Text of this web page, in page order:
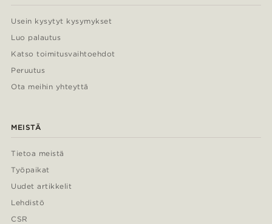
Usein kysytyt kysymykset
Luo palautus
Katso toimitusvaihtoehdot
Peruutus
Ota meihin yhteyttä
MEISTÄ
Tietoa meistä
Työpaikat
Uudet artikkelit
Lehdistö
CSR